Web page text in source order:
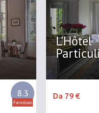
8.3
Favoloso
L'Hôtel
Da 79 €